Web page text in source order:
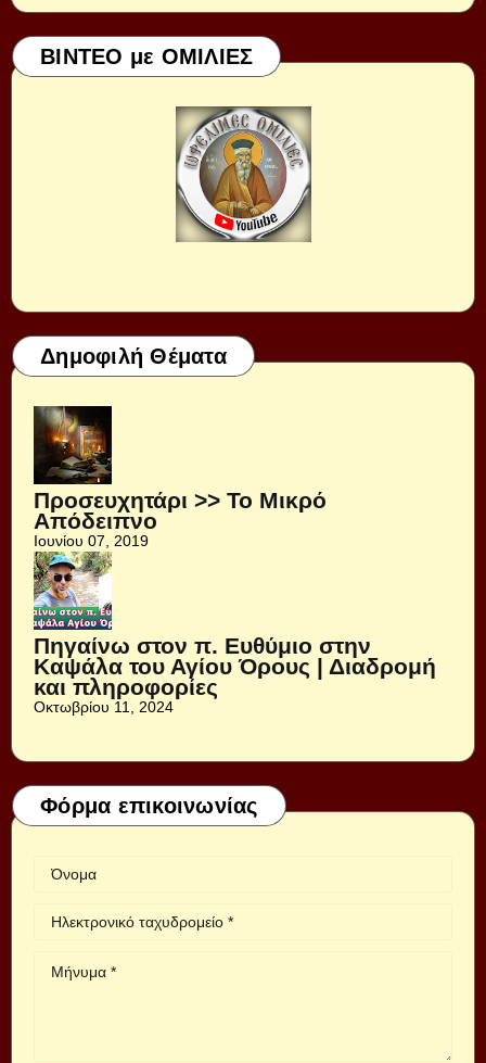
ΒΙΝΤΕΟ με ΟΜΙΛΙΕΣ
Δημοφιλή Θέματα
Προσευχητάρι >> Το Μικρό
Απόδειπνο
Ιουνίου 07, 2019
Πηγαίνω στον π. Ευθύμιο στην
Καψάλα του Αγίου Όρους | Διαδρομή
και πληροφορίες
Οκτωβρίου 11, 2024
Φόρμα επικοινωνίας